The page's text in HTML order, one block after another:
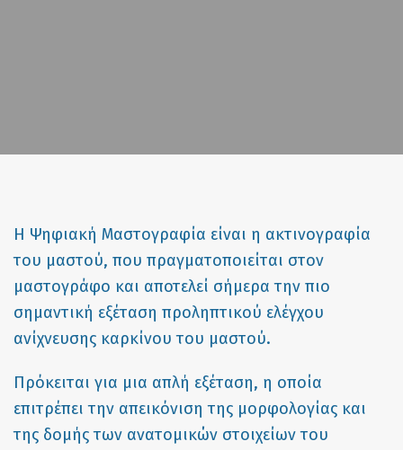
H Ψηφιακή Μαστογραφία είναι η ακτινογραφία
του μαστού, που πραγματοποιείται στον
μαστογράφο και αποτελεί σήμερα την πιο
σημαντική εξέταση προληπτικού ελέγχου
ανίχνευσης καρκίνου του μαστού.
Πρόκειται για μια απλή εξέταση, η οποία
επιτρέπει την απεικόνιση της μορφολογίας και
της δομής των ανατομικών στοιχείων του